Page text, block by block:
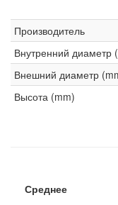
Производитель
Внутренний диаметр
Внешний диаметр
Высота (mm)
Среднее